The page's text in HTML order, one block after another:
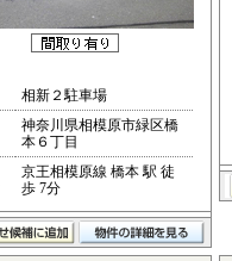
相新２駐車場
神奈川県相模原市緑区橋
本６丁目
京王相模原線 橋本 駅 徒
歩 7分